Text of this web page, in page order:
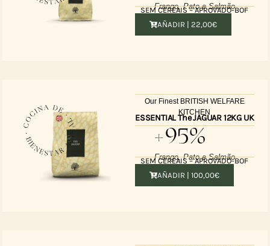
Frango, Pato e Salmão
SEM CEREAIS – APROVADO-BOF
AÑADIR | 22,00€
Our Finest BRITISH WELFARE
KITCHEN
ESSENTIAL The JAGUAR 12KG UK
+95%
Frango, Pato e Salmão
SEM CEREAIS – APROVADO-BOF
AÑADIR |100,00€